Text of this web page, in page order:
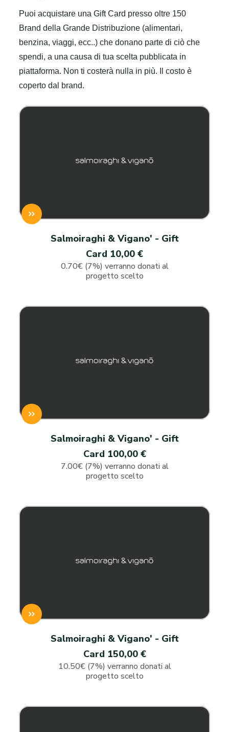
Puoi acquistare una Gift Card presso oltre 150
Brand della Grande Distribuzione (alimentari,
benzina, viaggi, ecc..) che donano parte di ciò che
spendi, a una causa di tua scelta pubblicata in
piattaforma. Non ti costerà nulla in più. Il costo è
coperto dal brand.
Salmoiraghi & Vigano' - Gift
Card 10,00 €
0.70€ (7%) verranno donati al
progetto scelto
Salmoiraghi & Vigano' - Gift
Card 100,00 €
7.00€ (7%) verranno donati al
progetto scelto
Salmoiraghi & Vigano' - Gift
Card 150,00 €
10.50€ (7%) verranno donati al
progetto scelto